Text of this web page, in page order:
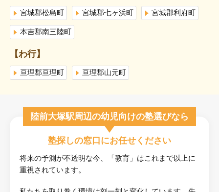
宮城郡松島町 宮城郡七ヶ浜町 宮城郡利府町
本吉郡南三陸町
【わ行】
亘理郡亘理町 亘理郡山元町
陸前大塚駅周辺の幼児向けの塾選びなら
塾探しの窓口にお任せください
将来の予測が不透明な今、「教育」はこれまで以上に
重視されています。